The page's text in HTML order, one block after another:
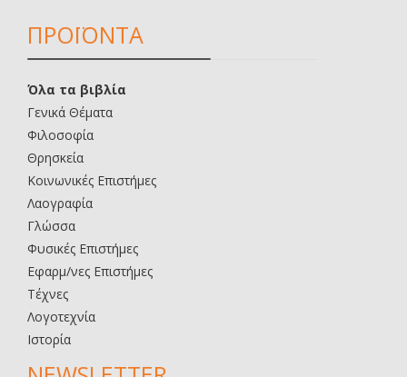
ΠΡΟΪΟΝΤΑ
Όλα τα βιβλία
Γενικά Θέματα
Φιλοσοφία
Θρησκεία
Κοινωνικές Επιστήμες
Λαογραφία
Γλώσσα
Φυσικές Επιστήμες
Εφαρμ/νες Επιστήμες
Τέχνες
Λογοτεχνία
Ιστορία